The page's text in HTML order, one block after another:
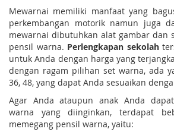
Mewarnai memiliki manfaat yang
perkembangan motorik namun juga
mewarnai dibutuhkan alat gambar dan
pensil warna. Perlengkapan sekolah
untuk Anda dengan harga yang
dengan ragam pilihan set warna, ada
36, 48, yang dapat Anda sesuaikan
Agar Anda ataupun anak Anda
warna yang diinginkan, terdapat
memegang pensil warna, yaitu: